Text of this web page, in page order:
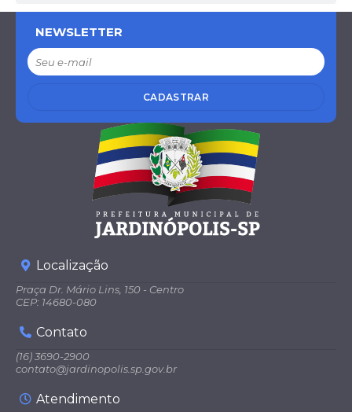
de
Fina
nça
s e
nto.
NEWSLETTER
CADASTRAR
Localização
Praça Dr. Mário Lins, 150 - Centro
CEP: 14680-080
Contato
(16) 3690-2900
contato@jardinopolis.sp.gov.br
Atendimento